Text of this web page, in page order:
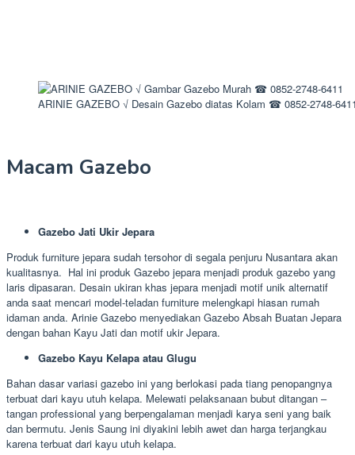
ARINIE GAZEBO √ Desain Gazebo diatas Kolam ☎ 0852-2748-
Macam Gazebo
Gazebo Jati Ukir Jepara
Produk furniture jepara sudah tersohor di segala penjuru Nusantara akan
kualitasnya. Hal ini produk Gazebo jepara menjadi produk gazebo yang
laris dipasaran. Desain ukiran khas jepara menjadi motif unik alternatif
anda saat mencari model-teladan furniture melengkapi hiasan rumah
idaman anda. Arinie Gazebo menyediakan Gazebo Absah Buatan Jepara
dengan bahan Kayu Jati dan motif ukir Jepara.
Gazebo Kayu Kelapa atau Glugu
Bahan dasar variasi gazebo ini yang berlokasi pada tiang penopangnya
terbuat dari kayu utuh kelapa. Melewati pelaksanaan bubut ditangan –
tangan professional yang berpengalaman menjadi karya seni yang baik
dan bermutu. Jenis Saung ini diyakini lebih awet dan harga terjangkau
karena terbuat dari kayu utuh kelapa.